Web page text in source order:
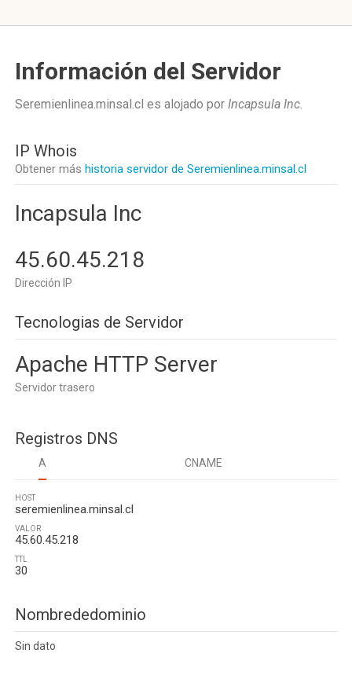
Información del Servidor
Seremienlinea.minsal.cl es alojado por Incapsula Inc.
IP Whois
Obtener más historia servidor de Seremienlinea.minsal.cl
Incapsula Inc
45.60.45.218
Dirección IP
Tecnologias de Servidor
Apache HTTP Server
Servidor trasero
Registros DNS
A CNAME
HOST
seremienlinea.minsal.cl
VALOR
45.60.45.218
TTL
30
Nombrededominio
Sin dato